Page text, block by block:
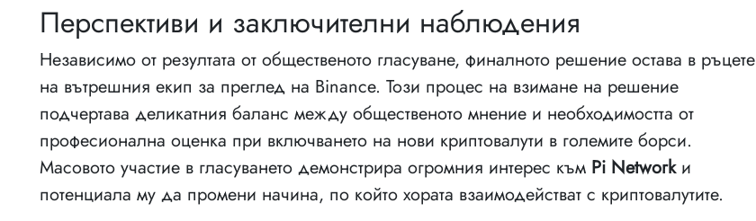
Перспективи и заключителни наблюдения
Независимо от резултата от общественото гласуване, финалното решение остава в ръцете
на вътрешния екип за преглед на Binance. Този процес на взимане на решение
подчертава деликатния баланс между общественото мнение и необходимостта от
професионална оценка при включването на нови криптовалути в големите борси.
Масовото участие в гласуването демонстрира огромния интерес към Pi Networkи
потенциала му да промени начина, по който хората взаимодействат с криптовалутите.